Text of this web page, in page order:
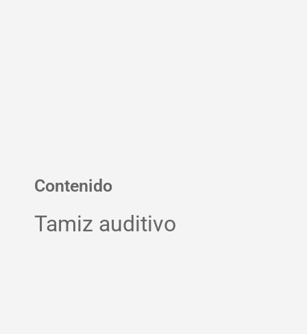
Contenido
Tamiz auditivo